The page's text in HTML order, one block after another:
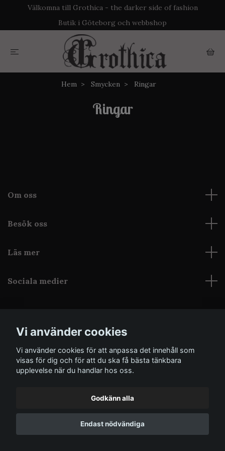
Välkomna till Grothica - the darker side of fashion
Butik i Göteborg och webbshop
Hem Smycken Ringar
Ringar
Om oss
Besök oss
Läs mer
Sociala medier
© 2026 GrothicaPowered by Quickbutik
Vi använder cookies
Vi använder cookies för att anpassa det innehåll som
visas för dig och för att du ska få bästa tänkbara
upplevelse när du handlar hos oss.
Godkänn alla
Endast nödvändiga